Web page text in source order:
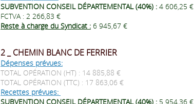
SUBVENTION CONSEIL DÉPARTEMENTAL (40%) : 4 606,25 €
FCTVA : 2 266,83 €
Reste à charge du Syndicat : 6 945,67 €
2 _ CHEMIN BLANC DE FERRIER
Dépenses prévues:
TOTAL OPÉRATION (HT) : 14 885,88 €
TOTAL OPÉRATION (TTC) : 17 863,06 €
Recettes prévues:
SUBVENTION CONSEIL DÉPARTEMENTAL (40%) : 5 954,36 €